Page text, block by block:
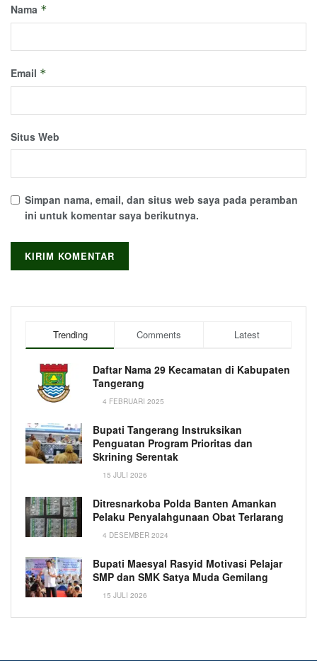
Nama *
Email *
Situs Web
Simpan nama, email, dan situs web saya pada peramban
ini untuk komentar saya berikutnya.
Trending Comments Latest
Daftar Nama 29 Kecamatan di Kabupaten
Tangerang
4 FEBRUARI 2025
Bupati Tangerang Instruksikan
Penguatan Program Prioritas dan
Skrining Serentak
15 JULI 2026
Ditresnarkoba Polda Banten Amankan
Pelaku Penyalahgunaan Obat Terlarang
4 DESEMBER 2024
Bupati Maesyal Rasyid Motivasi Pelajar
SMP dan SMK Satya Muda Gemilang
15 JULI 2026